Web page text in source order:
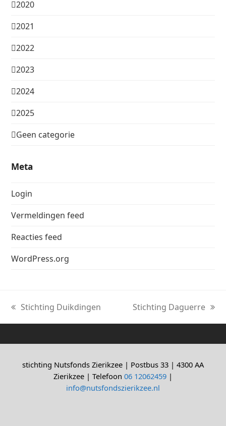
2020
2021
2022
2023
2024
2025
Geen categorie
Meta
Login
Vermeldingen feed
Reacties feed
WordPress.org
previous
post:
Stichting Duikdingen
next
post:
Stichting Daguerre
stichting Nutsfonds Zierikzee | Postbus 33 | 4300 AA
Zierikzee | Telefoon 06 12062459 |
info@nutsfondszierikzee.nl